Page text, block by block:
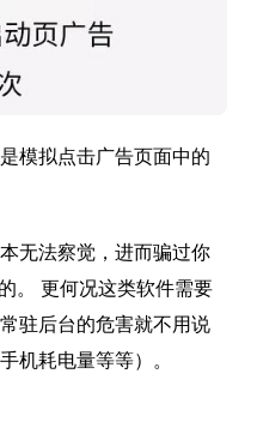
模拟点击广告页面中的
无法察觉，进而骗过你
。 更何况这类软件需要
驻后台的危害就不用说
机耗电量等等）。